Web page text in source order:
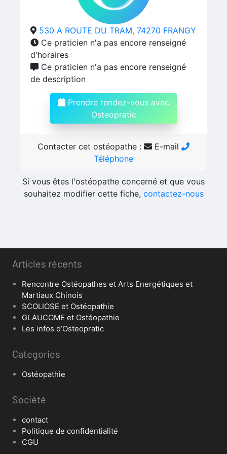
530 A ROUTE DU TRAM, 74270 FRANGY
Ce praticien n'a pas encore renseigné
d'horaires
Ce praticien n'a pas encore renseigné
de description
Prendre rendez-vous avec
Osteopratic
Contacter cet ostéopathe :
E-mail
Téléphone
Si vous êtes l'ostéopathe concerné et que vous
souhaitez modifier cette fiche, contactez-nous
Articles récents
Rencontre Ostéopathes et Arts Energétiques et
Martiaux Chinois
SCOLIOSE et Ostéopathie
GLAUCOME et Ostéopathie
Les infos d’Osteopratic
Categories
Ostéopathie
Société
contact
Politique de confidentialité
CGU